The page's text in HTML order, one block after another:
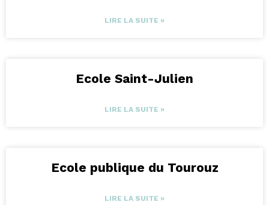
LIRE LA SUITE »
Ecole Saint-Julien
LIRE LA SUITE »
Ecole publique du Tourouz
LIRE LA SUITE »